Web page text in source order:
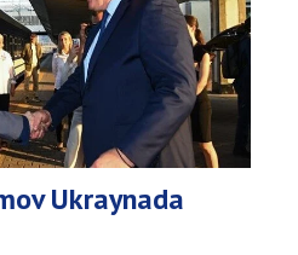
Ukraynada